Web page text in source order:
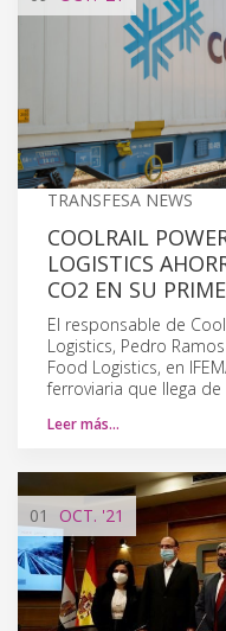
TRANSFESA NEWS
COOLRAIL
LOGISTICS
CO2 EN SU
El responsable de
Logistics, Pedro
Food Logistics, en
ferroviaria que llega
Leer más…
01 OCT. '21